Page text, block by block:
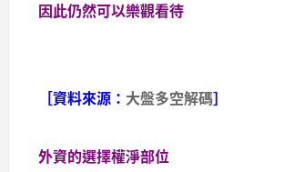
因此仍然可以樂觀看待
［資料來源： 大盤多空解碼］
外資的選擇權淨部位